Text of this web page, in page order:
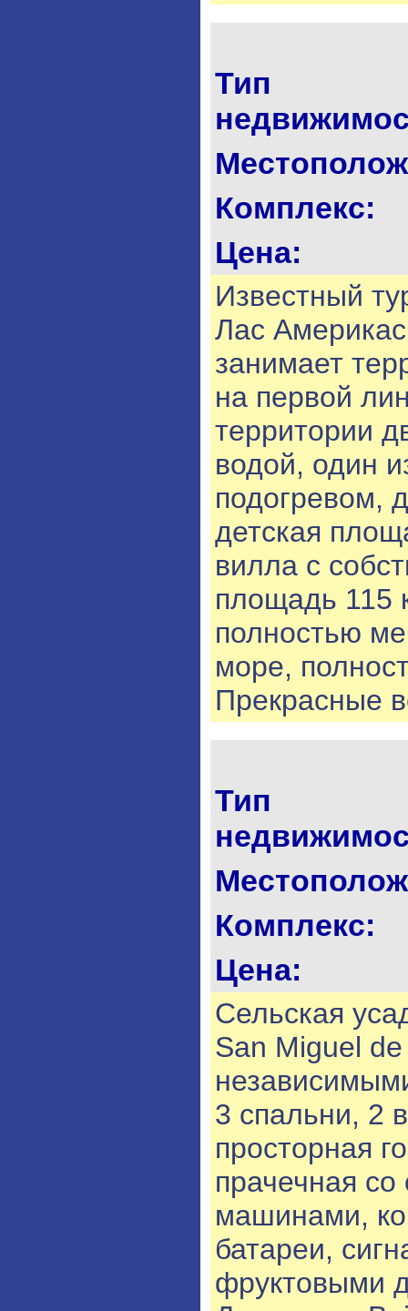
Тип
Комплекс:
Цена:
Известный
Лас
занимает
на первой
территории
водой, один
подогревом,
детская
вилла с
площадь 115
полностью
море,
Прекрасные
Тип
Комплекс:
Цена:
Сельская
San Miguel
3 спальни, 2
просторная
прачечная
машинами,
батареи,
фруктовыми